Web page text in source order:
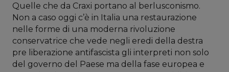
Quelle che da Craxi portano al berlusconismo.
Non a caso oggi c’è in Italia una restaurazione
nelle forme di una moderna rivoluzione
conservatrice che vede negli eredi della destra
pre liberazione antifascista gli interpreti non solo
del governo del Paese ma della fase europea e